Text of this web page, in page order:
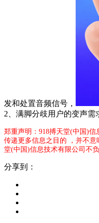
发和处置音频信号，
2、满脚分歧用户的变声需
郑重声明：918搏天堂(中国)
传递更多信息之目的 ，并不
堂(中国)信息技术有限公司不负
分享到：